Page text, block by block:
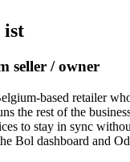
ist
seller / owner
based retailer
the rest of the
to stay in sync
Bol dashboard and